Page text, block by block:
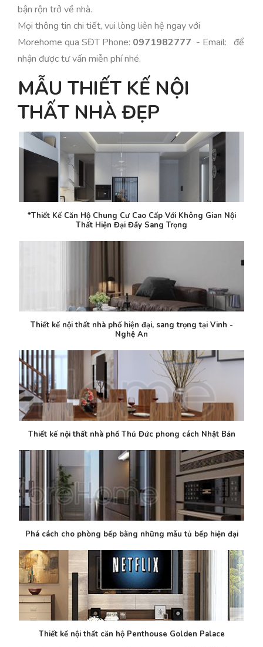
bận rộn trở về nhà.
Mọi thông tin chi tiết, vui lòng liên hệ ngay với
Morehome qua SĐT Phone: 0971982777 - Email: để
nhận được tư vấn miễn phí nhé.
MẪU THIẾT KẾ NỘI
THẤT NHÀ ĐẸP
*Thiết Kế Căn Hộ Chung Cư Cao Cấp Với Không Gian Nội
Thất Hiện Đại Đầy Sang Trọng
Thiết kế nội thất nhà phố hiện đại, sang trọng tại Vinh -
Nghệ An
Thiết kế nội thất nhà phố Thủ Đức phong cách Nhật Bản
Phá cách cho phòng bếp bằng những mẫu tủ bếp hiện đại
Thiết kế nội thất căn hộ Penthouse Golden Palace